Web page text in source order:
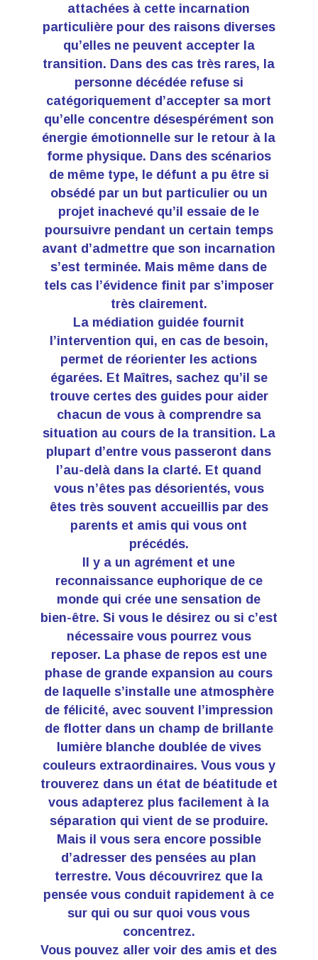
attachées à cette incarnation
particulière pour des raisons diverses
qu’elles ne peuvent accepter la
transition. Dans des cas très rares, la
personne décédée refuse si
catégoriquement d’accepter sa mort
qu’elle concentre désespérément son
énergie émotionnelle sur le retour à la
forme physique. Dans des scénarios
de même type, le défunt a pu être si
obsédé par un but particulier ou un
projet inachevé qu’il essaie de le
poursuivre pendant un certain temps
avant d’admettre que son incarnation
s’est terminée. Mais même dans de
tels cas l’évidence finit par s’imposer
très clairement.
La médiation guidée fournit
l’intervention qui, en cas de besoin,
permet de réorienter les actions
égarées. Et Maîtres, sachez qu’il se
trouve certes des guides pour aider
chacun de vous à comprendre sa
situation au cours de la transition. La
plupart d’entre vous passeront dans
l’au-delà dans la clarté. Et quand
vous n’êtes pas désorientés, vous
êtes très souvent accueillis par des
parents et amis qui vous ont
précédés.
Il y a un agrément et une
reconnaissance euphorique de ce
monde qui crée une sensation de
bien-être. Si vous le désirez ou si c’est
nécessaire vous pourrez vous
reposer. La phase de repos est une
phase de grande expansion au cours
de laquelle s’installe une atmosphère
de félicité, avec souvent l’impression
de flotter dans un champ de brillante
lumière blanche doublée de vives
couleurs extraordinaires. Vous vous y
trouverez dans un état de béatitude et
vous adapterez plus facilement à la
séparation qui vient de se produire.
Mais il vous sera encore possible
d’adresser des pensées au plan
terrestre. Vous découvrirez que la
pensée vous conduit rapidement à ce
sur qui ou sur quoi vous vous
concentrez.
Vous pouvez aller voir des amis et des